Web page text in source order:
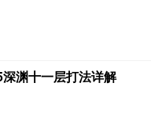
深渊十一层打法详解